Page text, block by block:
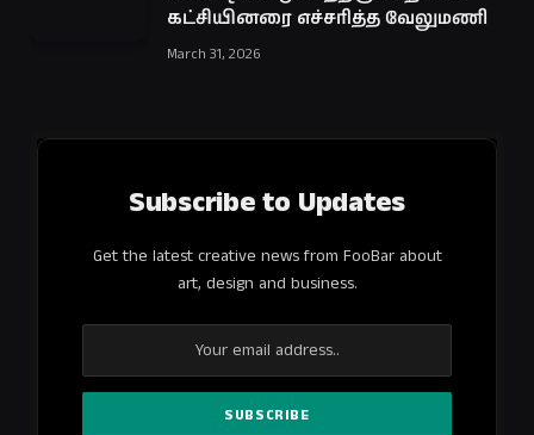
கட்சியினரை எச்சரித்த வேலுமணி
March 31, 2026
Subscribe to Updates
Get the latest creative news from FooBar about
art, design and business.